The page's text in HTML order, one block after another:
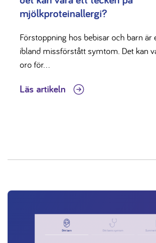
mjölkproteinallergi?
Förstoppning hos bebisar och barn är
ibland missförstått symtom. Det kan
oro för...
Läs artikeln